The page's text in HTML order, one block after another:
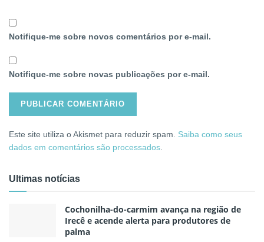
Notifique-me sobre novos comentários por e-mail.
Notifique-me sobre novas publicações por e-mail.
Este site utiliza o Akismet para reduzir spam. Saiba como seus
dados em comentários são processados
Ultimas notícias
Cochonilha-do-carmim avança na região de
Irecê e acende alerta para produtores de
palma